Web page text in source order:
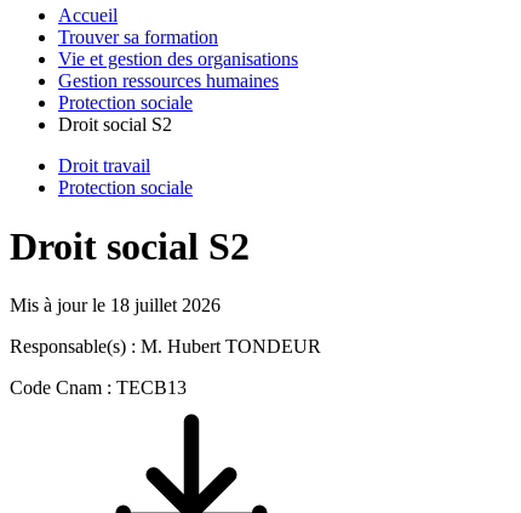
Accueil
Trouver sa formation
Vie et gestion des organisations
Gestion ressources humaines
Protection sociale
Droit social S2
Droit travail
Protection sociale
Droit social S2
Mis à jour le 18 juillet 2026
Responsable(s) : M. Hubert TONDEUR
Code Cnam : TECB13